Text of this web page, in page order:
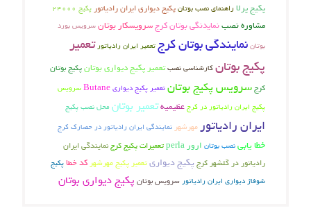
پکیج پرلاراهنمای نصب بوتانپکیج دیواری ایران رادیاتور پکیج 24000
مشاوره نصبنمایدنگی بوتان کرجسرویسکار بوتان سرویس بورد
بوتان نمایندگی بوتان کرجتعمیر ایران رادیاتورتعمیر
پکیج بوتانکارشناسی نصبتعمیر پکیج دیواری بوتانپکیج بوتان
کرجسرویس پکیج بوتانتعمیر پکیج دیواریButaneسرویس
پکیج ایران رادیاتور در کرجعظیمیهتعمیر بوتان محل نصب پکیج
ایران رادیاتورمهرشهر نمایندگی ایران رادیاتور در حصارک کرج
خطا یابینصب بوتان ارور perla تعمیرات پکیج کرجنمایندگی ایران
رادیاتور در گلشهر کرجپکیج دیواریتعمیر پکیج مهرشهر کد خطاپکیج
شوفاژ دیواری ایران رادیاتورسرویس بوتان پکیج دیواری بوتان